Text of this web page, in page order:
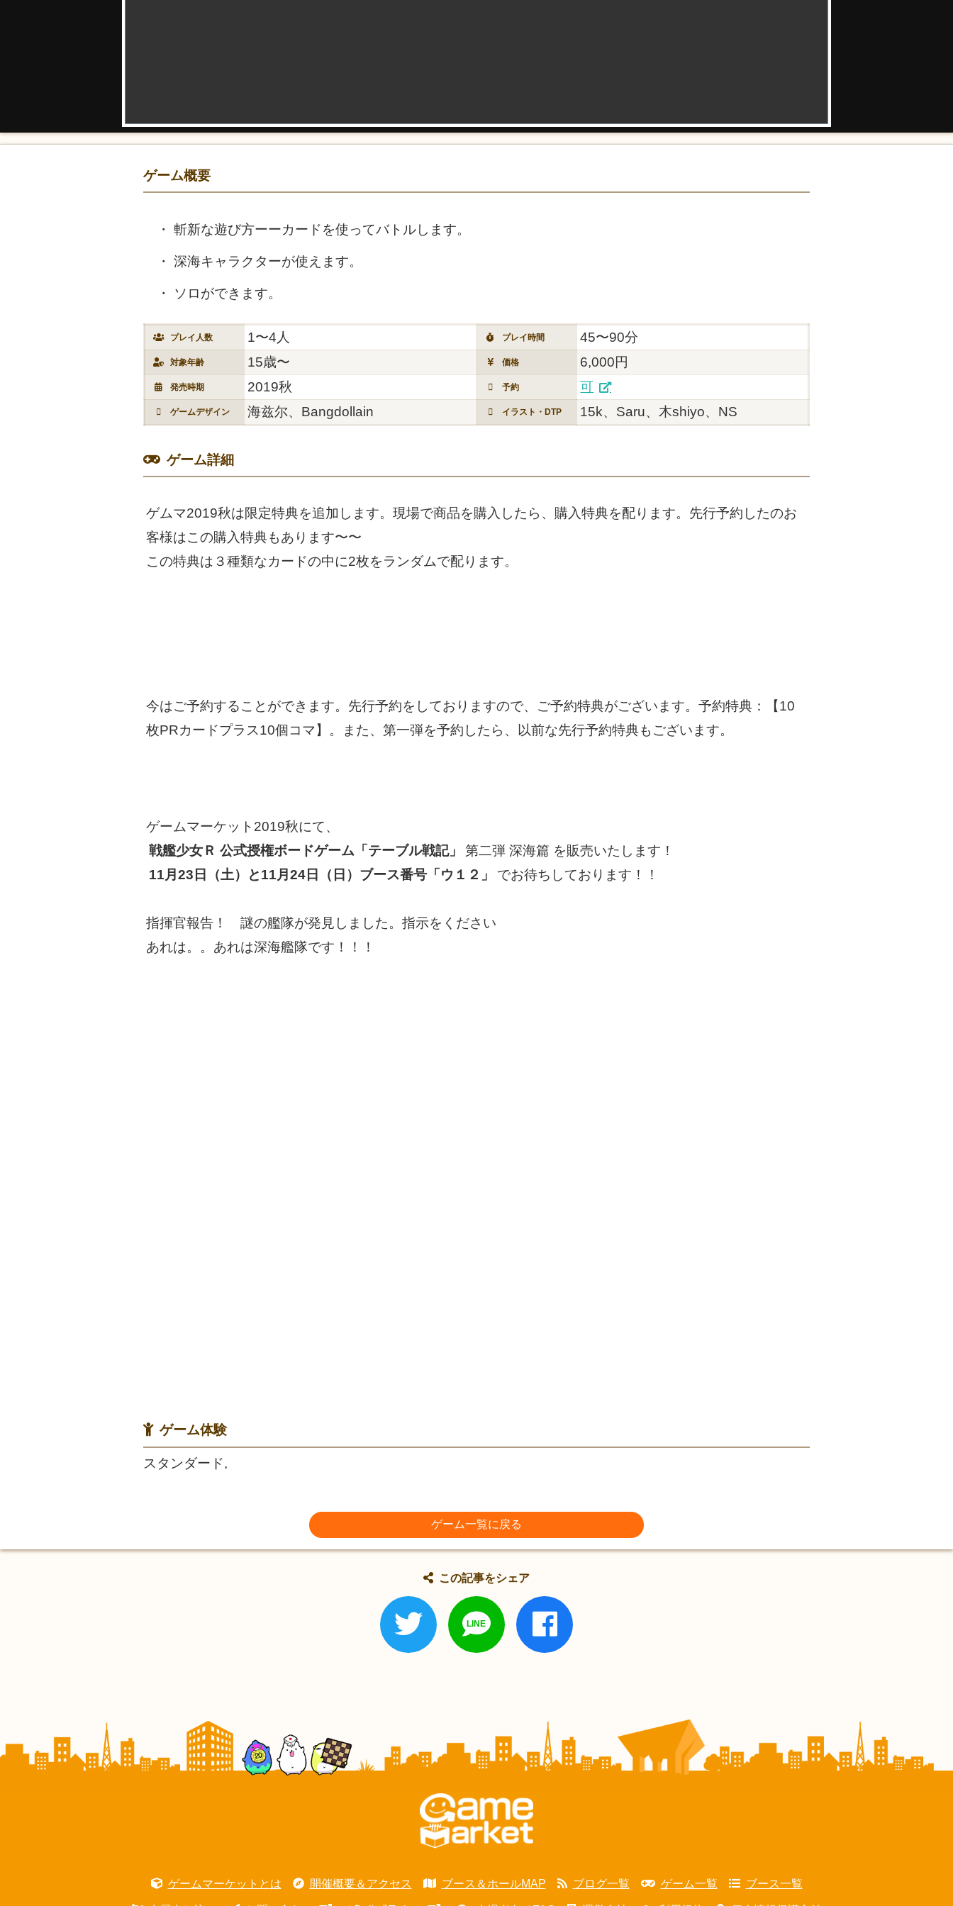
ゲーム概要
斬新な遊び方ーーカードを使ってバトルします。
深海キャラクターが使えます。
ソロができます。
プレイ人数 1〜4人 プレイ時間 45〜90分
対象年齢 15歳〜 価格 6,000円
発売時期 2019秋 予約 可
ゲームデザイン 海兹尔、Bangdollain イラスト・DTP 15k、Saru、木shiyo、NS
ゲーム詳細
ゲムマ2019秋は限定特典を追加します。現場で商品を購入したら、購入特典を配ります。先行予約したのお
客様はこの購入特典もあります〜〜
この特典は３種類なカードの中に2枚をランダムで配ります。
今はご予約することができます。先行予約をしておりますので、ご予約特典がございます。予約特典：【10
枚PRカードプラス10個コマ】。また、第一弾を予約したら、以前な先行予約特典もございます。
ゲームマーケット2019秋にて、
戦艦少女Ｒ 公式授権ボードゲーム「テーブル戦記」
第二弾 深海篇 を販売いたします！
11月23日（土）と11月24日（日）ブース番号「ウ１２」
でお待ちしております！！
指揮官報告！ 謎の艦隊が発見しました。指示をください
あれは。。あれは深海艦隊です！！！
ゲーム体験
スタンダード,
ゲーム一覧に戻る
この記事をシェア
ゲームマーケットとは 開催概要＆アクセス ブース＆ホールMAP ブログ一覧 ゲーム一覧 ブース一覧